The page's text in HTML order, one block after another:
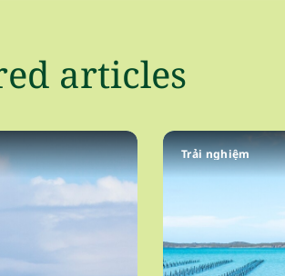
articles
Trải nghiệm